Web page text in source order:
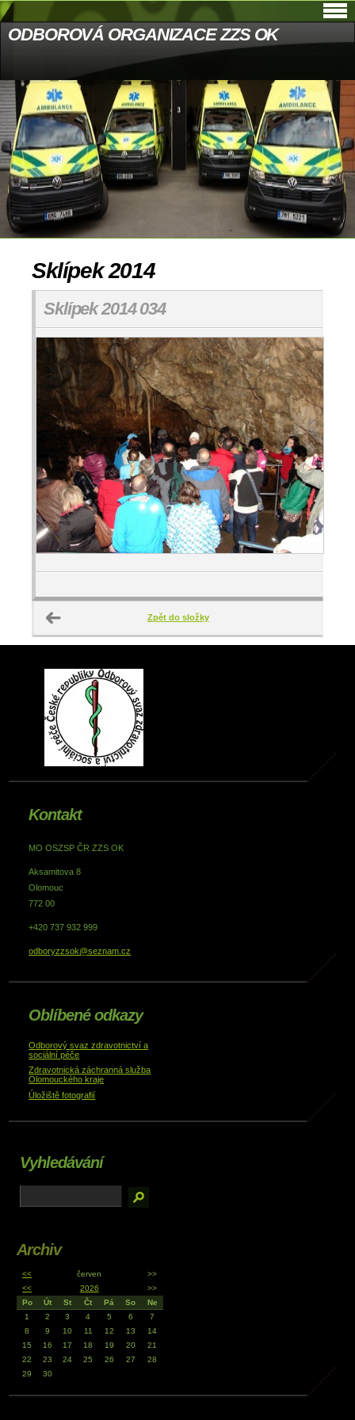
ODBOROVÁ ORGANIZACE ZZS OK
Sklípek 2014
Sklípek 2014 034
Zpět do složky
Kontakt
MO OSZSP ČR ZZS OK
Aksamitova 8
Olomouc
772 00
+420 737 932 999
odboryzzsok@seznam.cz
Oblíbené odkazy
Odborový svaz zdravotnictví a
sociální péče
Zdravotnická záchranná služba
Olomouckého kraje
Úložiště fotografií
Vyhledávání
Archiv
<< červen
>>
<<
2026
>>
Po
Út St Čt Pá So
Ne
1
2 3 4 5 6
7
8
9 10 11 12 13
14
15
16 17 18 19 20
21
22
23 24 25 26 27
28
29
30